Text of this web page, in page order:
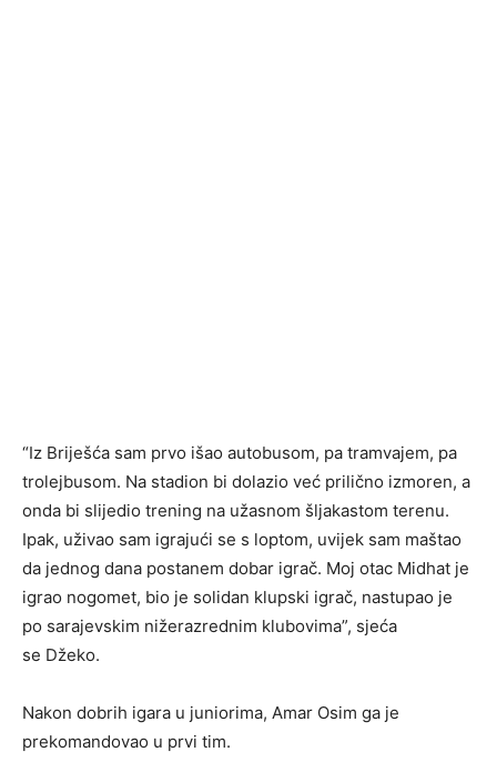
“Iz Briješća sam prvo išao autobusom, pa tramvajem, pa
trolejbusom. Na stadion bi dolazio već prilično izmoren, a
onda bi slijedio trening na užasnom šljakastom terenu.
Ipak, uživao sam igrajući se s loptom, uvijek sam maštao
da jednog dana postanem dobar igrač. Moj otac Midhat je
igrao nogomet, bio je solidan klupski igrač, nastupao je
po sarajevskim nižerazrednim klubovima”, sjeća
se Džeko.
Nakon dobrih igara u juniorima, Amar Osim ga je
prekomandovao u prvi tim.